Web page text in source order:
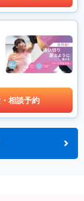
相談予約